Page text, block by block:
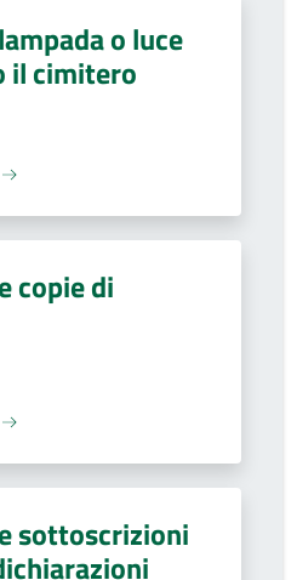
o luce
il cimitero
copie di
sottoscrizioni